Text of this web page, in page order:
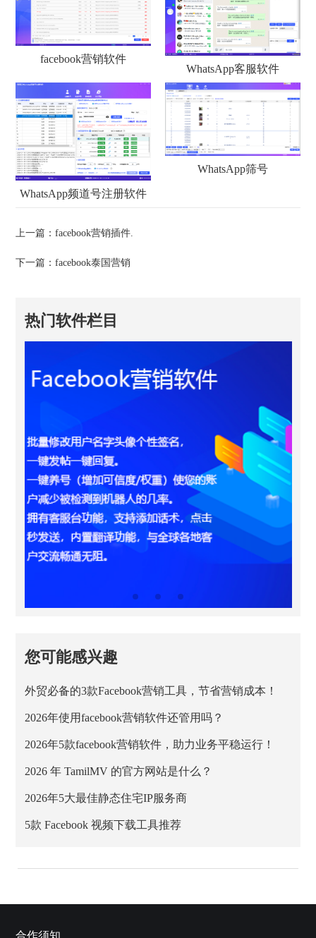
facebook营销软件
WhatsApp客服软件
WhatsApp频道号注册软件
WhatsApp筛号
上一篇：facebook营销插件.
下一篇：facebook泰国营销
热门软件栏目
您可能感兴趣
外贸必备的3款Facebook营销工具，节省营销成本！
2026年使用facebook营销软件还管用吗？
2026年5款facebook营销软件，助力业务平稳运行！
2026 年 TamilMV 的官方网站是什么？
2026年5大最佳静态住宅IP服务商
5款 Facebook 视频下载工具推荐
合作须知